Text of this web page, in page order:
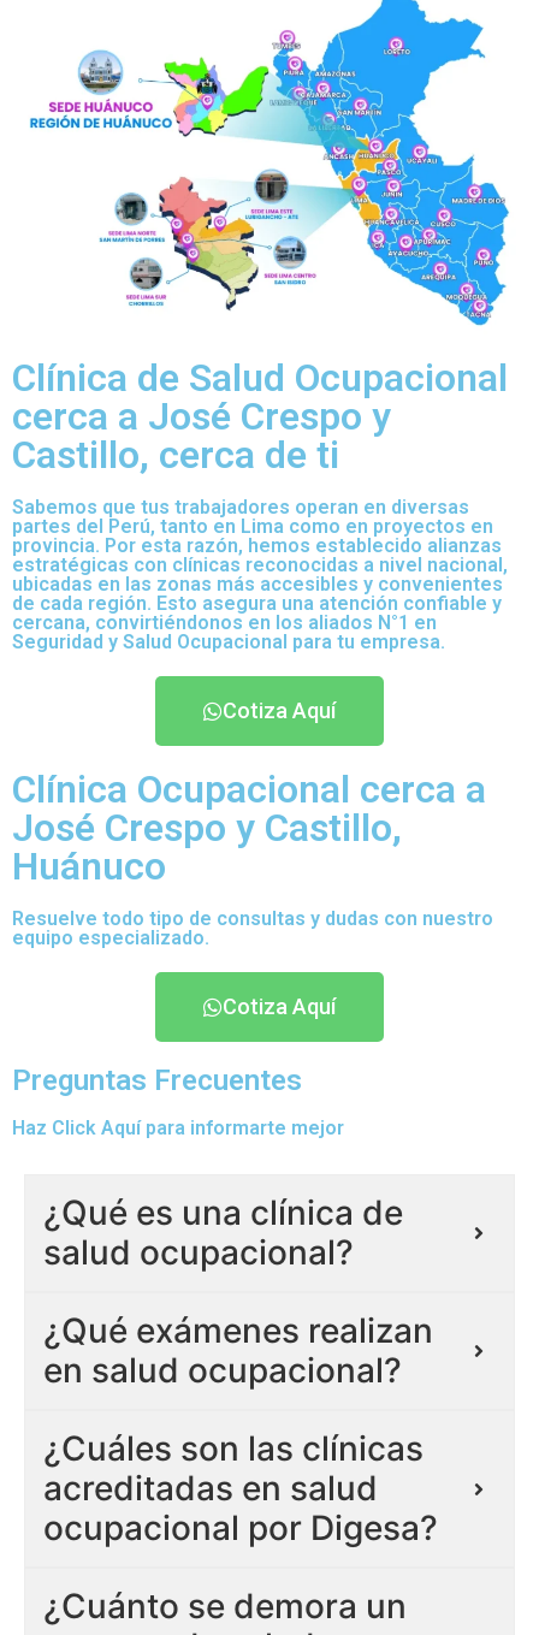
Clínica de Salud Ocupacional
cerca a José Crespo y
Castillo, cerca de ti
Sabemos que tus trabajadores operan en diversas
partes del Perú, tanto en Lima como en proyectos en
provincia. Por esta razón, hemos establecido alianzas
estratégicas con clínicas reconocidas a nivel nacional,
ubicadas en las zonas más accesibles y convenientes
de cada región. Esto asegura una atención confiable y
cercana, convirtiéndonos en los aliados N°1 en
Seguridad y Salud Ocupacional para tu empresa.
Cotiza Aquí
Clínica Ocupacional cerca a
José Crespo y Castillo,
Huánuco
Resuelve todo tipo de consultas y dudas con nuestro
equipo especializado.
Cotiza Aquí
Preguntas Frecuentes
Haz Click Aquí para informarte mejor
¿Qué es una clínica de
salud ocupacional?
¿Qué exámenes realizan
en salud ocupacional?
¿Cuáles son las clínicas
acreditadas en salud
ocupacional por Digesa?
¿Cuánto se demora un